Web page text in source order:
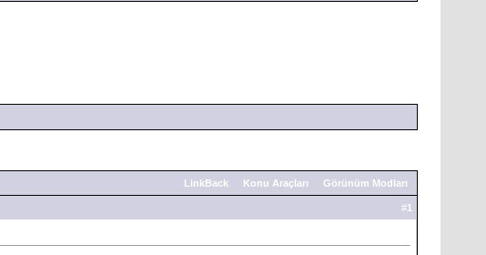
LinkBack Konu Araçları Görünüm Modları
#1